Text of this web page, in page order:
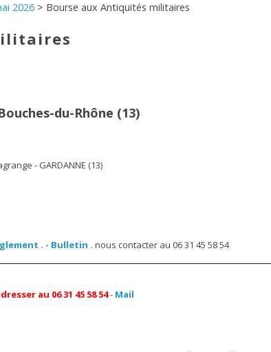
2026 > Bourse aux Antiquités militaires
du-Rhône (13)
- GARDANNE (13)
. - Bulletin . nous contacter au 06 31 45 58 54
au 06 31 45 58 54- Mail